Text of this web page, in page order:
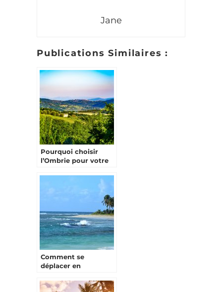
Jane
Publications Similaires :
Pourquoi choisir
l’Ombrie pour votre
Comment se
déplacer en
vacances tranquilles